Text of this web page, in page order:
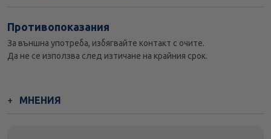
Противопоказания
За външна употреба, избягвайте контакт с очите.
Да не се използва след изтичане на крайния срок.
МНЕНИЯ